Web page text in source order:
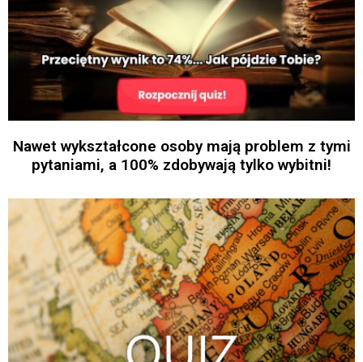
Nawet wykształcone osoby mają problem z tymi
pytaniami, a 100% zdobywają tylko wybitni!